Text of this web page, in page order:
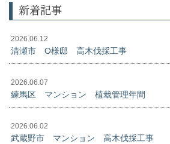
新着記事
2026.06.12
清瀬市 O様邸 高木伐採工事
2026.06.07
練馬区 マンション 植栽管理年間
2026.06.02
武蔵野市 マンション 高木伐採工事